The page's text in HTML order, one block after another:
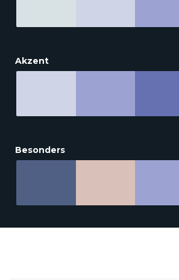
Akzent
Besonders